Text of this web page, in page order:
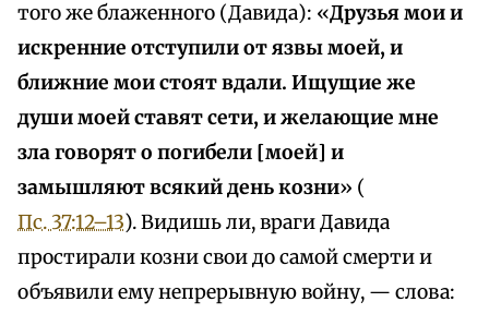
того же блаженного (Давида): «Друзья мои и
искренние отступили от язвы моей, и
ближние мои стоят вдали. Ищущие же
души моей ставят сети, и желающие мне
зла говорят о погибели [моей] и
замышляют всякий день козни» (
Пс. 37:12–13). Видишь ли, враги Давида
простирали козни свои до самой смерти и
объявили ему непрерывную войну, — слова: